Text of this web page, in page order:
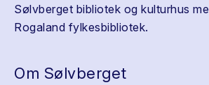
Sølvberget bibliotek og kulturhus
Rogaland fylkesbibliotek.
Om Sølvberget